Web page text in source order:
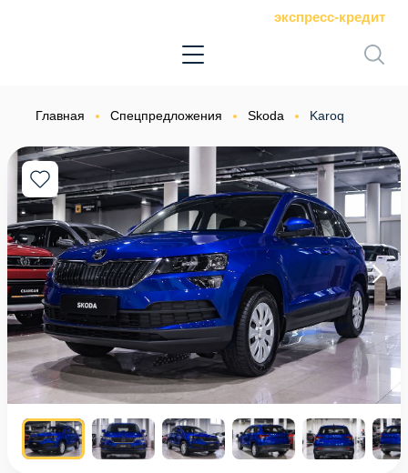
экспресс-кредит
Главная Спецпредложения Skoda Karoq